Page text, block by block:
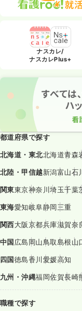
ナスカレ/
ナスカレPlus+
都道府県で探す
北海道・東北北海道青森
北陸・甲信越新潟富山石
関東東京神奈川埼玉千葉
東海愛知岐阜静岡三重
関西大阪京都兵庫滋賀奈
中国広島岡山鳥取島根山
四国徳島香川愛媛高知
九州・沖縄福岡佐賀長崎
職種で探す